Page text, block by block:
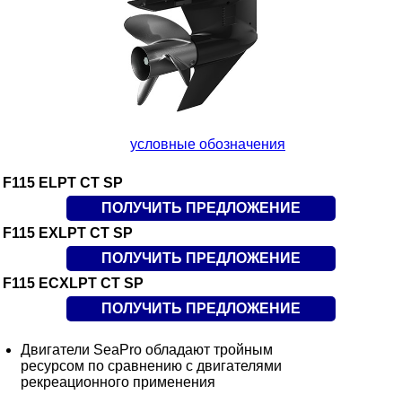
условные обозначения
F115 ELPT CT SP
ПОЛУЧИТЬ ПРЕДЛОЖЕНИЕ
F115 EXLPT CT SP
ПОЛУЧИТЬ ПРЕДЛОЖЕНИЕ
F115 ECXLPT CT SP
ПОЛУЧИТЬ ПРЕДЛОЖЕНИЕ
Двигатели SeaPro обладают тройным
ресурсом по сравнению с двигателями
рекреационного применения